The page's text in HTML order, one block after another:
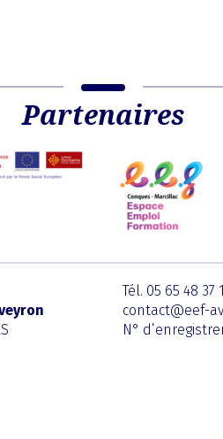
Partenaires
Tél. 05 65 48 37
contact@eef-
N°